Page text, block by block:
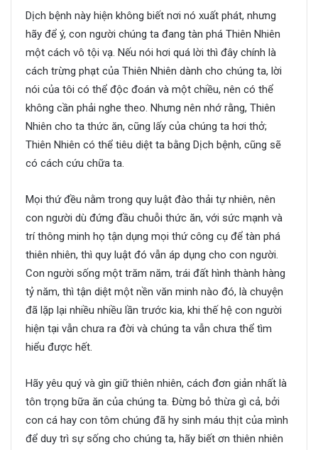
Dịch bệnh này hiện không biết nơi nó xuất phát, nhưng
hãy để ý, con người chúng ta đang tàn phá Thiên Nhiên
một cách vô tội vạ. Nếu nói hơi quá lời thì đây chính là
cách trừng phạt của Thiên Nhiên dành cho chúng ta, lời
nói của tôi có thể độc đoán và một chiều, nên có thể
không cần phải nghe theo. Nhưng nên nhớ rằng, Thiên
Nhiên cho ta thức ăn, cũng lấy của chúng ta hơi thở;
Thiên Nhiên có thể tiêu diệt ta bằng Dịch bệnh, cũng sẽ
có cách cứu chữa ta.
Mọi thứ đều nằm trong quy luật đào thải tự nhiên, nên
con người dù đứng đầu chuỗi thức ăn, với sức mạnh và
trí thông minh họ tận dụng mọi thứ công cụ để tàn phá
thiên nhiên, thì quy luật đó vẫn áp dụng cho con người.
Con người sống một trăm năm, trái đất hình thành hàng
tỷ năm, thì tận diệt một nền văn minh nào đó, là chuyện
đã lặp lại nhiều nhiều lần trước kia, khi thế hệ con người
hiện tại vẫn chưa ra đời và chúng ta vẫn chưa thể tìm
hiểu được hết.
Hãy yêu quý và gìn giữ thiên nhiên, cách đơn giản nhất là
tôn trọng bữa ăn của chúng ta. Đừng bỏ thừa gì cả, bởi
con cá hay con tôm chúng đã hy sinh máu thịt của mình
để duy trì sự sống cho chúng ta, hãy biết ơn thiên nhiên